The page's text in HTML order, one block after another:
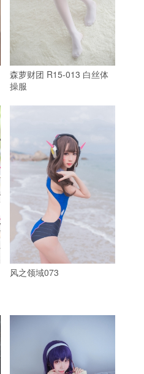
森萝财团 R15-013 白丝体
操服
风之领域073